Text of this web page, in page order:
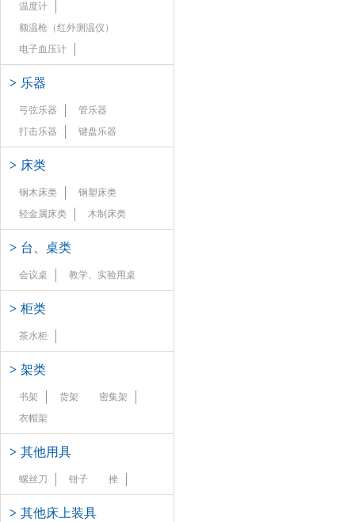
温度计
额温枪（红外测温仪）
电子血压计
> 乐器
弓弦乐器
管乐器
打击乐器
键盘乐器
> 床类
钢木床类
钢塑床类
轻金属床类
木制床类
> 台、桌类
会议桌 教学、实验用桌
> 柜类
茶水柜
> 架类
书架 货架
密集架
衣帽架
> 其他用具
螺丝刀 钳子 挫
> 其他床上装具